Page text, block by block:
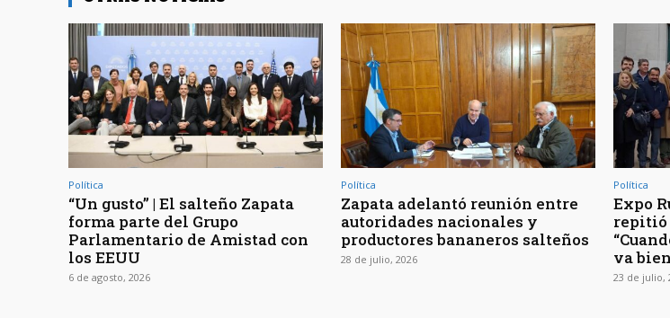
Política
“Un gusto” | El salteño Zapata
forma parte del Grupo
Parlamentario de Amistad con
los EEUU
6 de agosto, 2026
Política
Zapata adelantó reunión entre
autoridades nacionales y
productores bananeros salteños
28 de julio, 2026
Política
Expo
repitió
va
23 de julio,